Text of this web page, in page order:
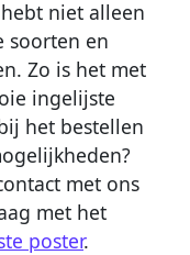
niet alleen
soorten en
Zo is het met
ingelijste
het bestellen
met ons
met het
poster.